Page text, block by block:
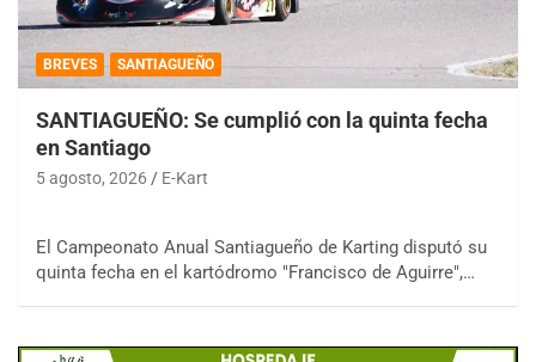
BREVES SANTIAGUEÑO
SANTIAGUEÑO: Se cumplió con la quinta fecha
en Santiago
5 agosto, 2026 E-Kart
El Campeonato Anual Santiagueño de Karting disputó su
quinta fecha en el kartódromo "Francisco de Aguirre",…